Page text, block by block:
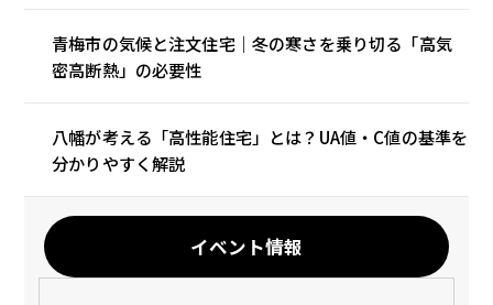
青梅市の気候と注文住宅｜冬の寒さを乗り切る「高気
密高断熱」の必要性
八幡が考える「高性能住宅」とは？UA値・C値の基準を
分かりやすく解説
イベント情報